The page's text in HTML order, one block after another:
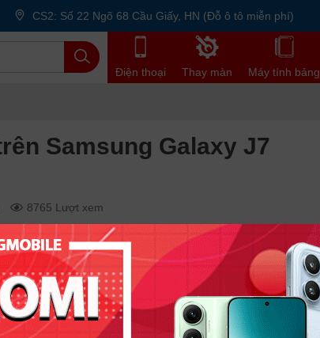
CS2: Số 22 Ngõ 68 Cầu Giấy, HN (Đỗ ô tô miễn phí)
Điện thoại Thay màn Máy tính bảng
Samsung Galaxy J7
8765 Lượt xem
trên các sản phẩm của mình từ phân khúc cao cấp cho
ta có sản phẩm Galaxy J7 2016, đây là sản phẩm
sản phẩm Galaxy J7 2016 đã xuất hiện phiên bản
qua nhà mạng China Telecom và có mức giá khá rẻ
Dưới đây là
5 điểm nổi bật đáng giá trên Samsung